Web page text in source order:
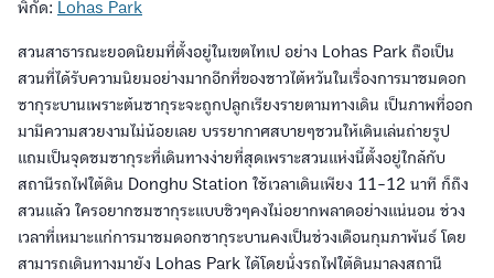
พิกัด: Lohas Park
สวนสาธารณะยอดนิยมที่ตั้งอยู่ในเขตไทเป อย่าง Lohas Park ถือเป็น
สวนที่ได้รับความนิยมอย่างมากอีกที่ของชาวไต้หวันในเรื่องการมาชมดอก
ซากุระบานเพราะต้นซากุระจะถูกปลูกเรียงรายตามทางเดิน เป็นภาพที่ออก
มามีความสวยงามไม่น้อยเลย บรรยากาศสบายๆชวนให้เดินเล่นถ่ายรูป
แถมเป็นจุดชมซากุระที่เดินทางง่ายที่สุดเพราะสวนแห่งนี้ตั้งอยู่ใกล้กับ
สถานีรถไฟใต้ดิน Donghu Station ใช้เวลาเดินเพียง 11-12 นาที ก็ถึง
สวนแล้ว ใครอยากชมซากุระแบบชิวๆคงไม่อยากพลาดอย่างแน่นอน ช่วง
เวลาที่เหมาะแก่การมาชมดอกซากุระบานคงเป็นช่วงเดือนกุมภาพันธ์ โดย
สามารถเดินทางมายัง Lohas Park ได้โดยนั่งรถไฟใต้ดินมาลงสถานี